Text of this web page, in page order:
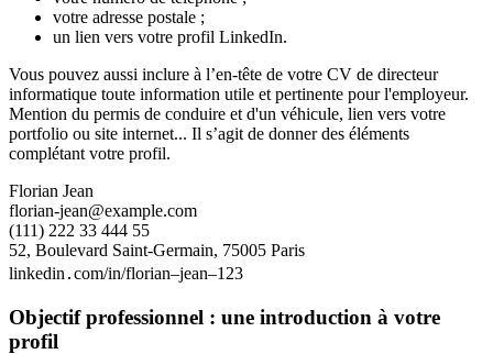
votre adresse postale ;
un lien vers votre profil LinkedIn.
Vous pouvez aussi inclure à l’en-tête de votre CV de directeur
informatique toute information utile et pertinente pour l'employeur.
Mention du permis de conduire et d'un véhicule, lien vers votre
portfolio ou site internet... Il s’agit de donner des éléments
complétant votre profil.
Florian Jean
florian-jean@example.com
(111) 222 33 444 55
52, Boulevard Saint-Germain, 75005 Paris
linkedin․com/in/florian–jean–123
Objectif professionnel : une introduction à votre
profil